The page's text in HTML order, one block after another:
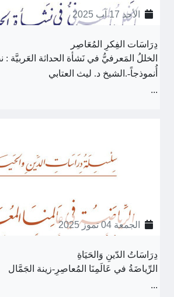
الأحد 17 آب 2025
دِرَاسَات الفِكرِ المُعَاصِر
الخللُ المَعرفيُّ في نَشأة الحداثة العَربيَّة :
أُنموذجاً-.الشيخ د. ليث العتابي
...
الجمعة 04 تموز 2025
دِرَاسَاتُ الدّينِ وَالحَيَاةِ
الرِّياضَةُ في عَالَمِنَا المُعاصِرِ-زينة الجَمَّال
...